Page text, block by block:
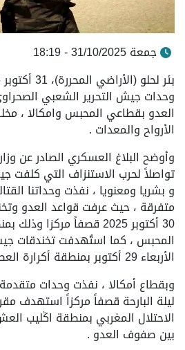
جمعة 31/10/2025 - 18:19
وحدات جيش التحرير الشعبي
العدو بقطاعي المحبس وامكالا ،
الأرواح والمعدات .
وأوضح البلاغ العسكري الصادر عن
تواصلاً لحرب الاستنزاف التي كلفت
و بشريا ومعنويا ، نفذت وحداتنا
متفرقة ، حيث عرفت قواعد العدو
30 أكتوبر 2025 قصفاً
المحبس ، كما استُهدفت تخندقات
الأربعاء 29 أكتوبر بمنطقة أكرارة العطاسة من نفس القطاع .
وبقطاع أمكالا ، نفذت وحدات
ليلة البارحة قصفاً مركزاً استهدف
الاحتلال المغربي بمنطقة اݣليب
بين صفوف العدو .